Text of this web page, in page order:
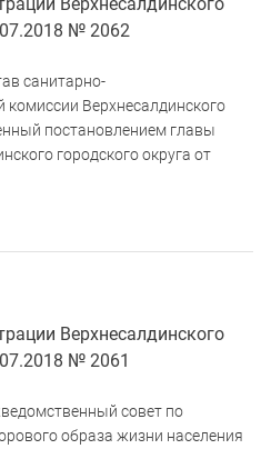
№ 2062
санитарно-
комиссии Верхнесалдинского
постановлением главы
городского округа от
Верхнесалдинского
№ 2061
совет по
образа жизни населения